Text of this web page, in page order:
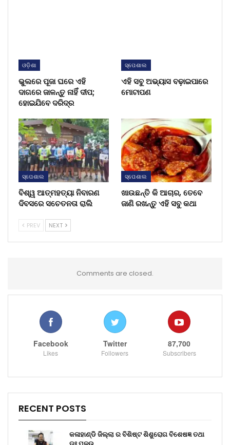
ଓଡ଼ିଶା
ଭୁଲରେ ପୂଜା ଘରେ ଏହି
ଦାଗରେ ଜାଳନ୍ତୁ ନାହିଁ ଦୀପ;
ହୋଇଯିବେ ଦରିଦ୍ର
ସ୍ପେଶାଲ
ଏହି ସବୁ ଅଭ୍ୟାସ ବଢ଼ାଇପାରେ
ମୋଟାପଣ
ସ୍ପେଶାଲ
ବିଶ୍ୱ ଆତ୍ମହତ୍ୟା ନିବାରଣ
ଦିବସରେ ସଚେତନତା ରାଲି
ସ୍ପେଶାଲ
ଖାଉଛନ୍ତି କି ଆଚାର, ତେବେ
ଜାଣି ରଖନ୍ତୁ ଏହି ସବୁ କଥା
PREV NEXT
Comments are closed.
Facebook
Likes
Twitter
Followers
87,700
Subscribers
RECENT POSTS
କଳାହାଣ୍ଡି ଜିଲ୍ଲା ର ବିଶିଷ୍ଟ ଶିଶୁରୋଗ ବିଶେଷଜ୍ଞ ତଥା